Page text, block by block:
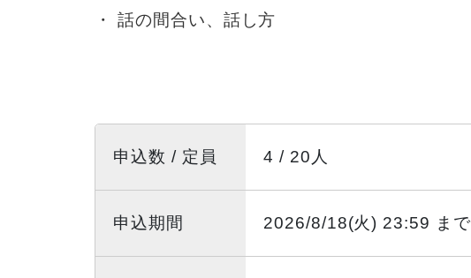
・ 話の間合い、話し方
申込数 / 定員 4 / 20人
申込期間 2026/8/18(火) 23:59 まで